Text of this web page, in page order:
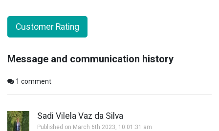
Customer Rating
Message and communication history
1 comment
Sadi Vilela Vaz da Silva
Published on March 6th 2023, 10:01:31 am